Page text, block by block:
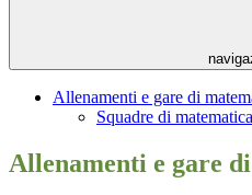
Allenamenti e gare di
Squadre di
Allenamenti e gare